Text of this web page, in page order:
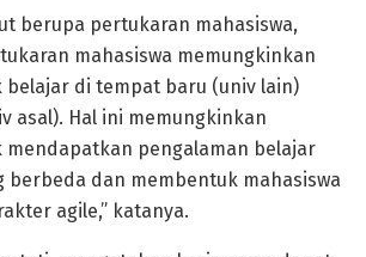
berupa pertukaran mahasiswa,
mahasiswa memungkinkan
belajar di tempat baru (univ lain)
asal). Hal ini memungkinkan
mendapatkan pengalaman belajar
berbeda dan membentuk mahasiswa
agile,” katanya.